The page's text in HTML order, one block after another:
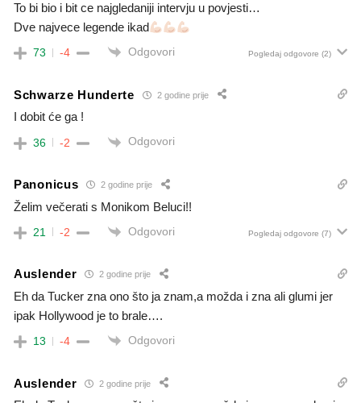
To bi bio i bit ce najgledaniji intervju u povjesti…
Dve najvece legende ikad
73 -4 Odgovori Pogledaj odgovore (2)
Schwarze Hunderte 2 godine prije
I dobit će ga !
36 -2 Odgovori
Panonicus 2 godine prije
Želim večerati s Monikom Beluci!!
21 -2 Odgovori Pogledaj odgovore (7)
Auslender 2 godine prije
Eh da Tucker zna ono što ja znam,a možda i zna ali glumi jer
ipak Hollywood je to brale….
13 -4 Odgovori
Auslender 2 godine prije